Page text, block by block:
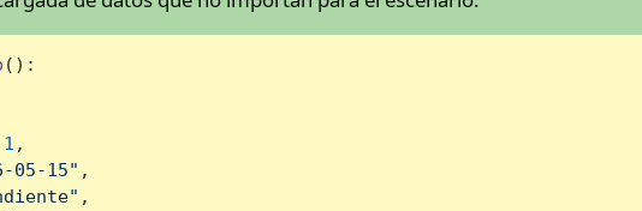
():
1 ,
05-15" ,
,